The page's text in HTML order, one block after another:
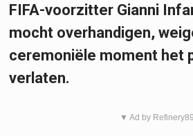
FIFA-voorzitter Gianni
mocht overhandigen,
ceremoniële moment het
verlaten.
▼ Ad by Refinery89